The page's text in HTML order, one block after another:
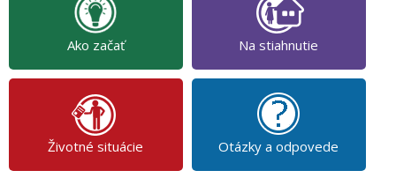
Ako začať Na stiahnutie
Životné situácie Otázky a odpovede